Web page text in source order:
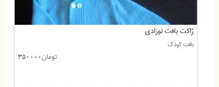
ژاکت بافت نوزادی
بافت کودک
تومان350000